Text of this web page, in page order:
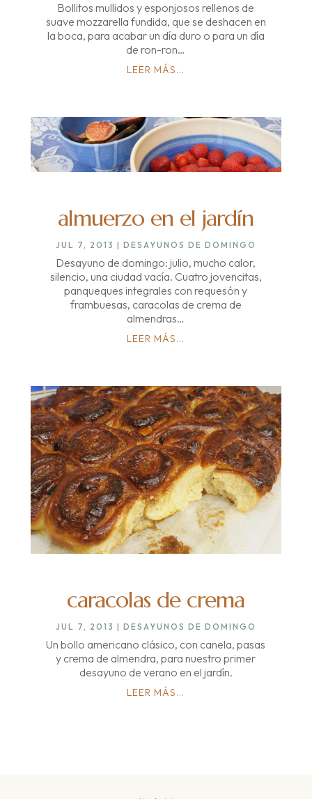
Bollitos mullidos y esponjosos rellenos de
suave mozzarella fundida, que se deshacen en
la boca, para acabar un día duro o para un día
de ron-ron…
LEER MÁS...
almuerzo en el jardín
JUL 7, 2013 | DESAYUNOS DE DOMINGO
Desayuno de domingo: julio, mucho calor,
silencio, una ciudad vacía. Cuatro jovencitas,
panqueques integrales con requesón y
frambuesas, caracolas de crema de
almendras…
LEER MÁS...
caracolas de crema
JUL 7, 2013 | DESAYUNOS DE DOMINGO
Un bollo americano clásico, con canela, pasas
y crema de almendra, para nuestro primer
desayuno de verano en el jardín.
LEER MÁS...